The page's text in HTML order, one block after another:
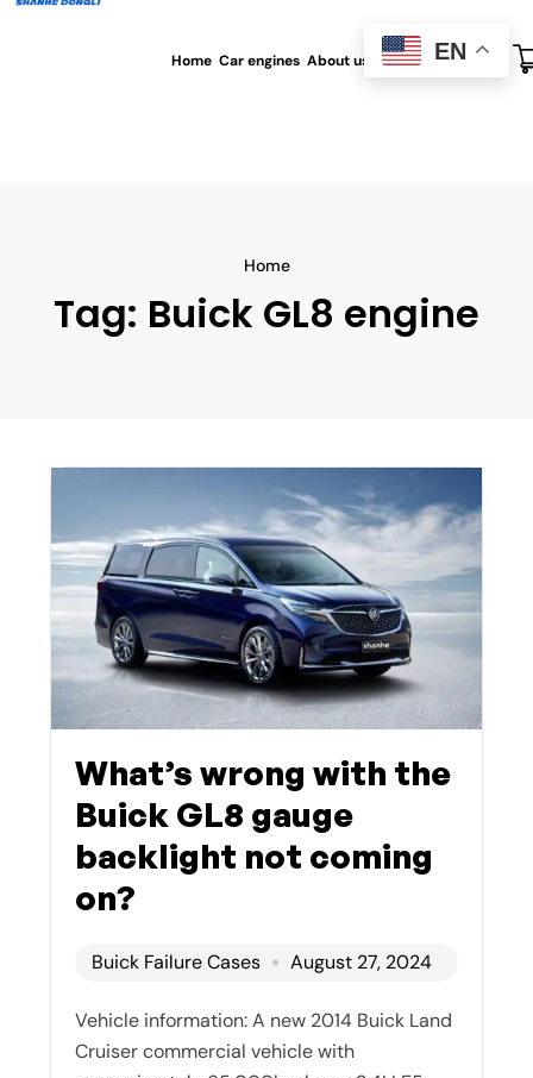
Home Car engines About us All blog Contact us
Home
Tag: Buick GL8 engine
What’s wrong with the
Buick GL8 gauge
backlight not coming
on?
Buick Failure Cases August 27, 2024
Vehicle information: A new 2014 Buick Land
Cruiser commercial vehicle with
EN